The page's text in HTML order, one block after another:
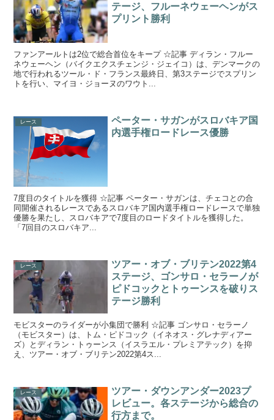
テージ、フルーネウェーヘンがス
プリント勝利
ファンアールトは2位で総合首位をキープ ☆記事 ディラン・フルー
ネウェーヘン（バイクエクスチェンジ・ジェイコ）は、デンマークの
地で行われるツール・ド・フランス最終日、第3ステージでスプリン
トを行い、マイヨ・ジョーヌのワウト...
レース
ペーター・サガンがスロバキア国
内選手権ロードレース優勝
7度目のタイトルを獲得 ☆記事 ペーター・サガンは、チェコとの合
同開催されるレースであるスロバキア国内選手権ロードレースで単独
優勝を果たし、スロバキアで7度目のロードタイトルを獲得した。
「7回目のスロバキア...
レース
ツアー・オブ・ブリテン2022第4
ステージ、ゴンサロ・セラーノが
ピドコックとトゥーンスを破りス
テージ勝利
モビスターのライダーが小集団で勝利 ☆記事 ゴンサロ・セラーノ
（モビスター）は、トム・ピドコック（イネオス・グレナディアー
ズ）とディラン・トゥーンス（イスラエル・プレミアテック）を抑
え、ツアー・オブ・ブリテン2022第4ス...
レース
ツアー・ダウンアンダー2023プ
レビュー。各ステージから総合の
行方まで。